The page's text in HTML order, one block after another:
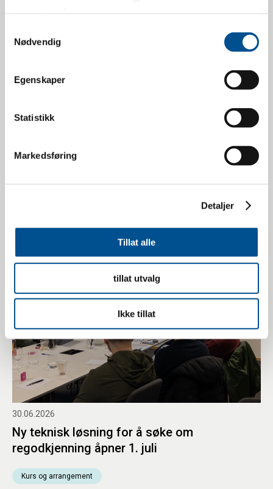
Nødvendig
Egenskaper
Statistikk
Markedsføring
Detaljer
Tillat alle
tillat utvalg
Ikke tillat
Nye puljer – nye klassespesifikke
30.06.2026
Ny teknisk løsning for å søke om
regodkjenning åpner 1. juli
Kurs og arrangement